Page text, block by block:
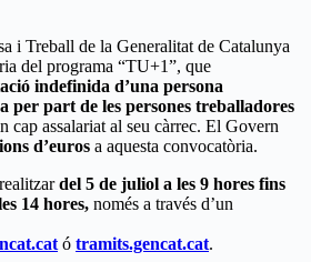
i Treball de la Generalitat de Catalunya
del programa “TU+1”, que
indefinida d’una persona
per part de les persones treballadores
cap assalariat al seu càrrec. El Govern
d’euros a aquesta convocatòria.
del 5 de juliol a les 9 hores fins
14 hores, només a través d’un
ó tramits.gencat.cat.